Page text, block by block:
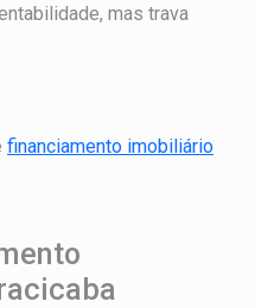
mas trava
financiamento imobiliário